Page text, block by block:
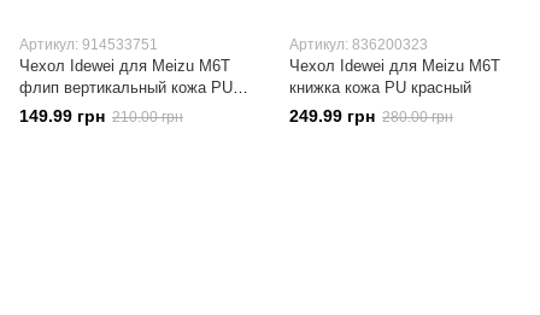
Артикул: 914533751
Чехол Idewei для Meizu M6T
флип вертикальный кожа PU
черный
149.99 грн 210.00 грн
Артикул: 836200323
Чехол Idewei для Meizu M6T
книжка кожа PU красный
249.99 грн 280.00 грн